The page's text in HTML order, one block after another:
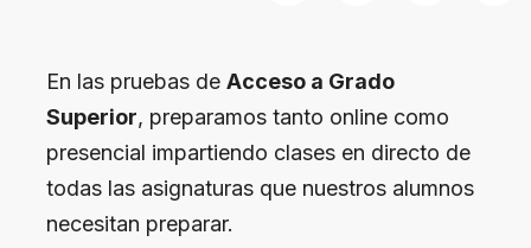
En las pruebas de Acceso a Grado
Superior, preparamos tanto online como
presencial impartiendo clases en directo de
todas las asignaturas que nuestros alumnos
necesitan preparar.